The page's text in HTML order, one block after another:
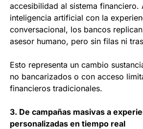
accesibilidad al sistema financiero.
inteligencia artificial con la
conversacional, los bancos
asesor humano, pero sin filas ni
Esto representa un cambio
no bancarizados o con acceso
financieros tradicionales.
3. De campañas masivas a
personalizadas en tiempo real